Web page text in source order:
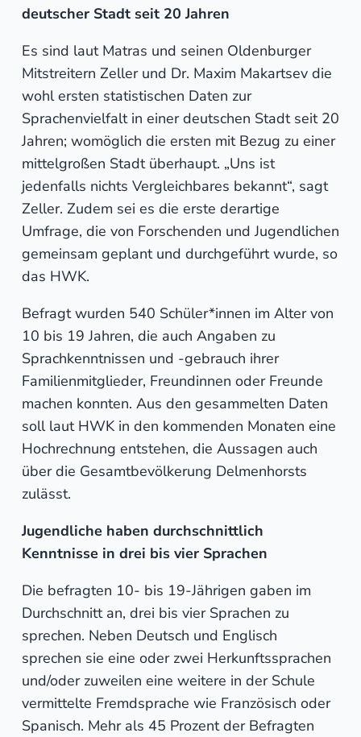
deutscher Stadt seit 20 Jahren
Es sind laut Matras und seinen Oldenburger
Mitstreitern Zeller und Dr. Maxim Makartsev die
wohl ersten statistischen Daten zur
Sprachenvielfalt in einer deutschen Stadt seit 20
Jahren; womöglich die ersten mit Bezug zu einer
mittelgroßen Stadt überhaupt. „Uns ist
jedenfalls nichts Vergleichbares bekannt“, sagt
Zeller. Zudem sei es die erste derartige
Umfrage, die von Forschenden und Jugendlichen
gemeinsam geplant und durchgeführt wurde, so
das HWK.
Befragt wurden 540 Schüler*innen im Alter von
10 bis 19 Jahren, die auch Angaben zu
Sprachkenntnissen und -gebrauch ihrer
Familienmitglieder, Freundinnen oder Freunde
machen konnten. Aus den gesammelten Daten
soll laut HWK in den kommenden Monaten eine
Hochrechnung entstehen, die Aussagen auch
über die Gesamtbevölkerung Delmenhorsts
zulässt.
Jugendliche haben durchschnittlich
Kenntnisse in drei bis vier Sprachen
Die befragten 10- bis 19-Jährigen gaben im
Durchschnitt an, drei bis vier Sprachen zu
sprechen. Neben Deutsch und Englisch
sprechen sie eine oder zwei Herkunftssprachen
und/oder zuweilen eine weitere in der Schule
vermittelte Fremdsprache wie Französisch oder
Spanisch. Mehr als 45 Prozent der Befragten